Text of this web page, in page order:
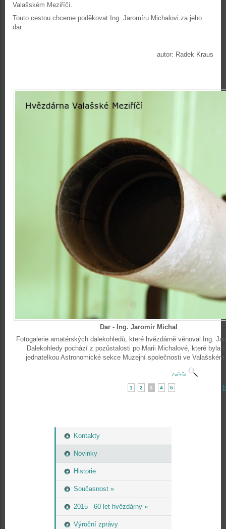
Kontakty
Novinky
Historie
Současnost »
2015 - 60 let hvězdárny »
Výroční zprávy
Valašském Meziříčí.
Touto cestou chceme poděkovat Ing. Jaromíru Michalovi za jeho
dar.
autor: Radek Kraus
Dar - Ing. Jaromír Michal
Fotogalerie amatérských dalekohledů, které hvězdárně věnoval Ing.
Dalekohledy pochází z pozůstalosti po Marii Michalové, které byla
jednatelkou Astronomické sekce Muzejní společnosti ve
Zvětšit
1 2 3 4 5